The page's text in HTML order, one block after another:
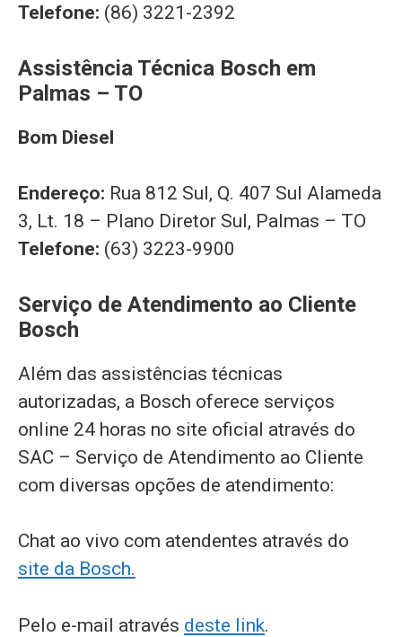
Telefone: (86) 3221-2392
Assistência Técnica Bosch em
Palmas – TO
Bom Diesel
Endereço: Rua 812 Sul, Q. 407 Sul Alameda
3, Lt. 18 – Plano Diretor Sul, Palmas – TO
Telefone: (63) 3223-9900
Serviço de Atendimento ao Cliente
Bosch
Além das assistências técnicas
autorizadas, a Bosch oferece serviços
online 24 horas no site oficial através do
SAC – Serviço de Atendimento ao Cliente
com diversas opções de atendimento:
Chat ao vivo com atendentes através do
site da Bosch.
Pelo e-mail através deste link.